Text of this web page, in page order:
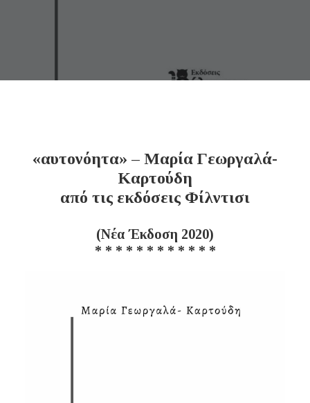
«αυτονόητα» – Μαρία Γεωργαλά-
Καρτούδη
από τις εκδόσεις Φίλντισι
(Νέα Έκδοση 2020)
* * * * * * * * * * * *